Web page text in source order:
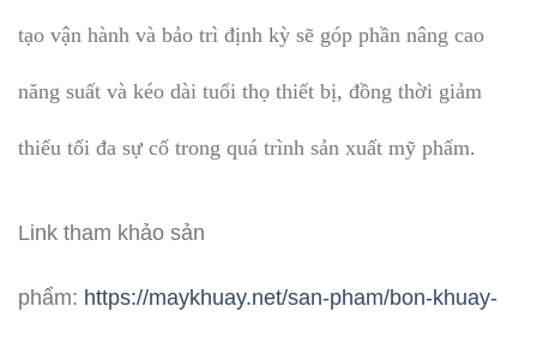
tạo vận hành và bảo trì định kỳ sẽ góp phần nâng cao
năng suất và kéo dài tuổi thọ thiết bị, đồng thời giảm
thiểu tối đa sự cố trong quá trình sản xuất mỹ phẩm.
Link tham khảo sản
phẩm: https://maykhuay.net/san-pham/bon-khuay-